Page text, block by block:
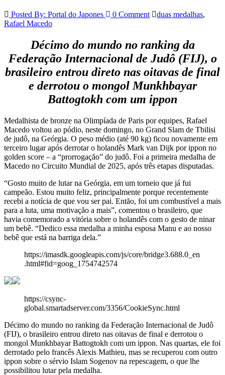
Posted By: Portal do Japones 0 Comment duas medalhas,
Rafael Macedo
Décimo do mundo no ranking da
Federação Internacional de Judô (FIJ), o
brasileiro entrou direto nas oitavas de final
e derrotou o mongol Munkhbayar
Battogtokh com um ippon
Medalhista de bronze na Olimpíada de Paris por equipes, Rafael
Macedo voltou ao pódio, neste domingo, no Grand Slam de Tbilisi
de judô, na Geórgia. O peso médio (até 90 kg) ficou novamente em
terceiro lugar após derrotar o holandês Mark van Dijk por ippon no
golden score – a “prorrogação” do judô. Foi a primeira medalha de
Macedo no Circuito Mundial de 2025, após três etapas disputadas.
“Gosto muito de lutar na Geórgia, em um torneio que já fui
campeão. Estou muito feliz, principalmente porque recentemente
recebi a notícia de que vou ser pai. Então, foi um combustível a mais
para a luta, uma motivação a mais”, comentou o brasileiro, que
havia comemorado a vitória sobre o holandês com o gesto de ninar
um bebê. “Dedico essa medalha a minha esposa Manu e ao nosso
bebê que está na barriga dela.”
https://imasdk.googleapis.com/js/core/bridge3.688.0_en
.html#fid=goog_1754742574
https://csync-
global.smartadserver.com/3356/CookieSync.html
Décimo do mundo no ranking da Federação Internacional de Judô
(FIJ), o brasileiro entrou direto nas oitavas de final e derrotou o
mongol Munkhbayar Battogtokh com um ippon. Nas quartas, ele foi
derrotado pelo francês Alexis Mathieu, mas se recuperou com outro
ippon sobre o sérvio Islam Sogenov na repescagem, o que lhe
possibilitou lutar pela medalha.